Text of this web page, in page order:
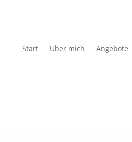
Start Über mich Angebote